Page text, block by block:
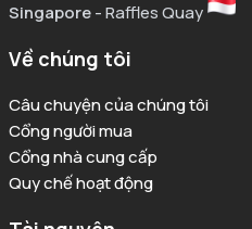
Singapore- Raffles Quay
Về chúng tôi
Câu chuyện của chúng tôi
Cổng người mua
Cổng nhà cung cấp
Quy chế hoạt động